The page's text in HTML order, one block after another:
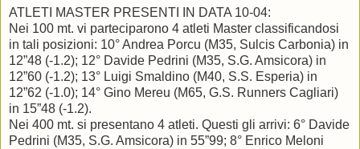
ATLETI MASTER PRESENTI IN DATA 10-04:
Nei 100 mt. vi parteciparono 4 atleti Master classificandosi
in tali posizioni: 10° Andrea Porcu (M35, Sulcis Carbonia) in
12”48 (-1.2); 12° Davide Pedrini (M35, S.G. Amsicora) in
12”60 (-1.2); 13° Luigi Smaldino (M40, S.S. Esperia) in
12”62 (-1.0); 14° Gino Mereu (M65, G.S. Runners Cagliari)
in 15”48 (-1.2).
Nei 400 mt. si presentano 4 atleti. Questi gli arrivi: 6° Davide
Pedrini (M35, S.G. Amsicora) in 55”99; 8° Enrico Meloni